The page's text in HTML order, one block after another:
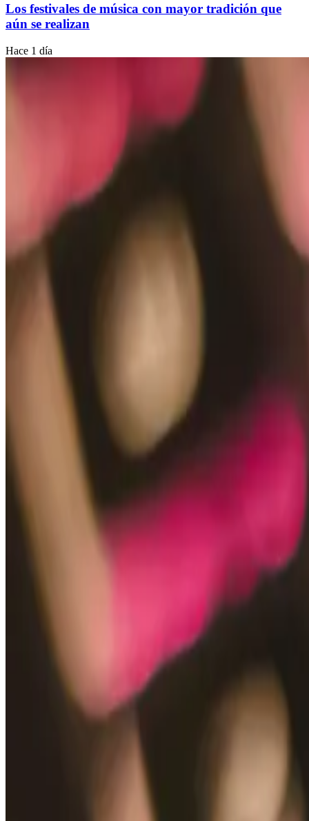
Los festivales de música con mayor tradición que
aún se realizan
Hace 1 día